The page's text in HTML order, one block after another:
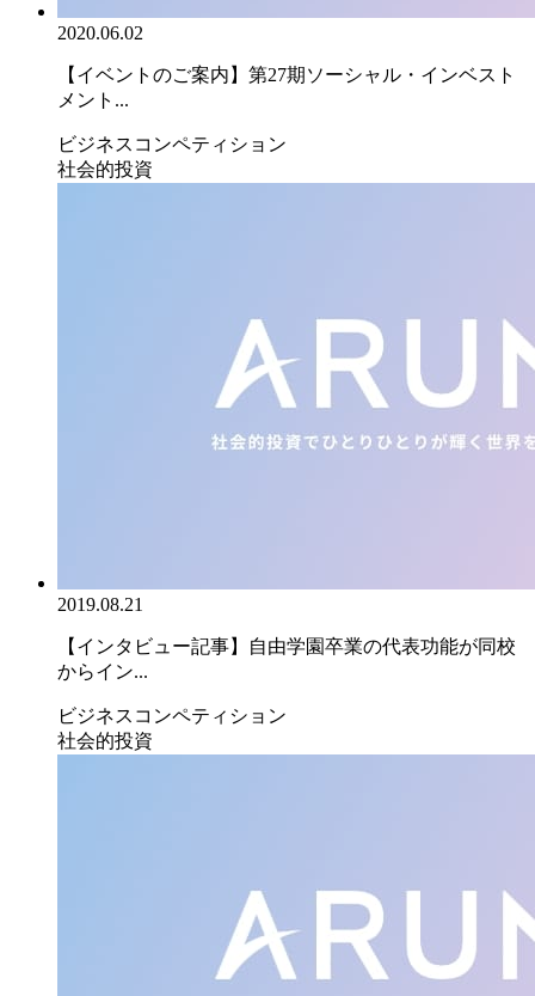
2020.06.02
【イベントのご案内】第27期ソーシャル・インベスト
メント...
ビジネスコンペティション
社会的投資
2019.08.21
【インタビュー記事】自由学園卒業の代表功能が同校
からイン...
ビジネスコンペティション
社会的投資